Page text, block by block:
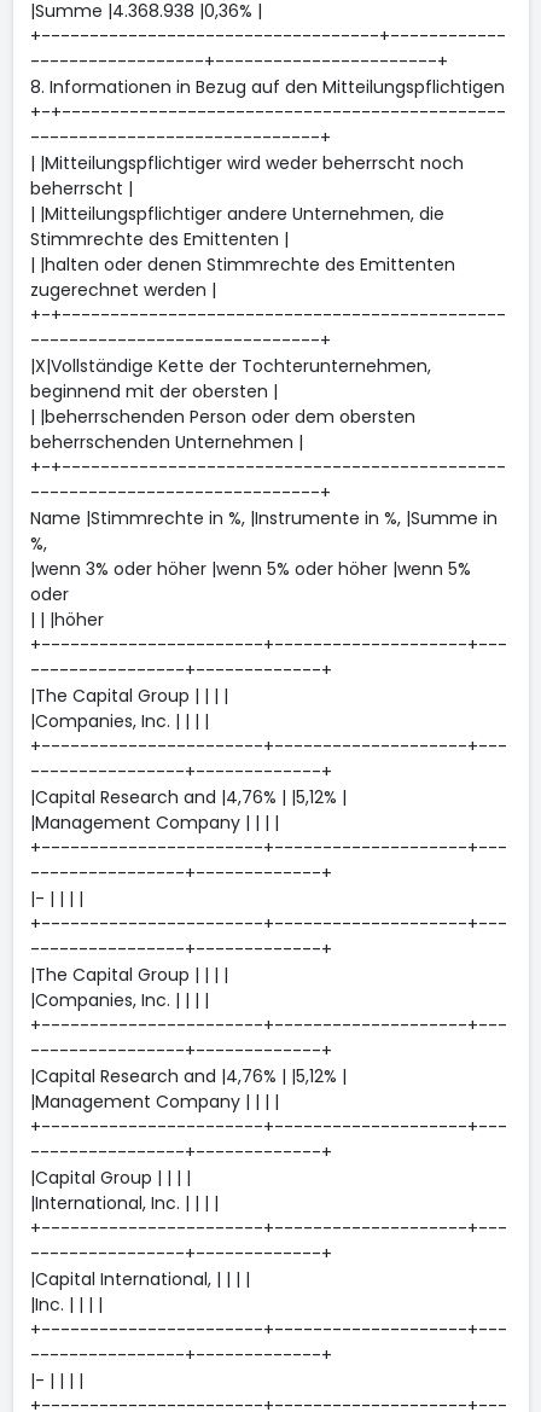
|Summe |4.368.938 |0,36% |
+-----------------------------------+------------
------------------+-----------------------+
8. Informationen in Bezug auf den Mitteilungspflichtigen
+-+----------------------------------------------
------------------------------+
| |Mitteilungspflichtiger wird weder beherrscht noch
beherrscht |
| |Mitteilungspflichtiger andere Unternehmen, die
Stimmrechte des Emittenten |
| |halten oder denen Stimmrechte des Emittenten
zugerechnet werden |
+-+----------------------------------------------
------------------------------+
|X|Vollständige Kette der Tochterunternehmen,
beginnend mit der obersten |
| |beherrschenden Person oder dem obersten
beherrschenden Unternehmen |
+-+----------------------------------------------
------------------------------+
Name |Stimmrechte in %, |Instrumente in %, |Summe in
%,
|wenn 3% oder höher |wenn 5% oder höher |wenn 5%
oder
| | |höher
+-----------------------+--------------------+---
----------------+-------------+
|The Capital Group | | | |
|Companies, Inc. | | | |
+-----------------------+--------------------+---
----------------+-------------+
|Capital Research and |4,76% | |5,12% |
|Management Company | | | |
+-----------------------+--------------------+---
----------------+-------------+
|- | | | |
+-----------------------+--------------------+---
----------------+-------------+
|The Capital Group | | | |
|Companies, Inc. | | | |
+-----------------------+--------------------+---
----------------+-------------+
|Capital Research and |4,76% | |5,12% |
|Management Company | | | |
+-----------------------+--------------------+---
----------------+-------------+
|Capital Group | | | |
|International, Inc. | | | |
+-----------------------+--------------------+---
----------------+-------------+
|Capital International, | | | |
|Inc. | | | |
+-----------------------+--------------------+---
----------------+-------------+
|- | | | |
+-----------------------+--------------------+---